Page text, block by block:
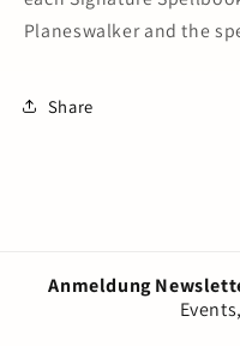
Planeswalker and the
Share
Anmeldung